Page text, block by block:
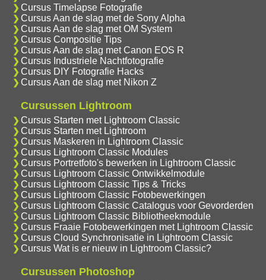
Cursus Timelapse Fotografie
Cursus Aan de slag met de Sony Alpha
Cursus Aan de slag met OM System
Cursus Compositie Tips
Cursus Aan de slag met Canon EOS R
Cursus Industriele Nachtfotografie
Cursus DIY Fotografie Hacks
Cursus Aan de slag met Nikon Z
Cursussen Lightroom
Cursus Starten met Lightroom Classic
Cursus Starten met Lightroom
Cursus Maskeren in Lightroom Classic
Cursus Lightroom Classic Modules
Cursus Portretfoto's bewerken in Lightroom Classic
Cursus Lightroom Classic Ontwikkelmodule
Cursus Lightroom Classic Tips & Tricks
Cursus Lightroom Classic Fotobewerkingen
Cursus Lightroom Classic Catalogus voor Gevorderden
Cursus Lightroom Classic Bibliotheekmodule
Cursus Fraaie Fotobewerkingen met Lightroom Classic
Cursus Cloud Synchronisatie in Lightroom Classic
Cursus Wat is er nieuw in Lightroom Classic?
Cursussen Photoshop